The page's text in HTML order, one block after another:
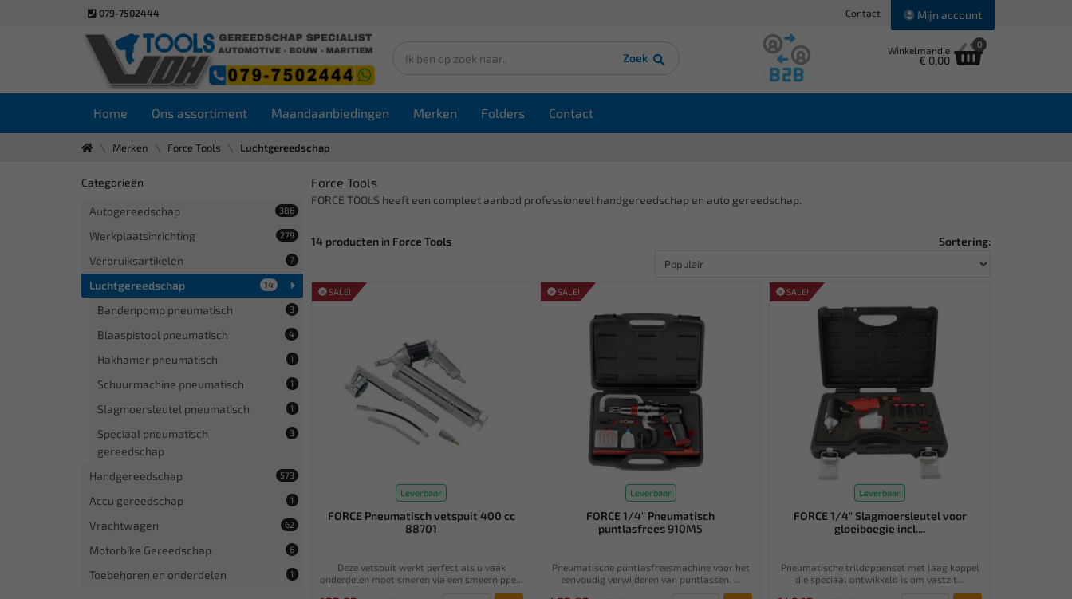
079-7502444 Contact Mijn account
Zoek
Winkelmandje
€ 0,00
0
Home Ons assortiment Maandaanbiedingen Merken Folders Contact
Merken Force Tools Luchtgereedschap
Categorieën
Autogereedschap 386
Werkplaatsinrichting 279
Verbruiksartikelen 7
Luchtgereedschap 14
Bandenpomp pneumatisch 3
Blaaspistool pneumatisch 4
Hakhamer pneumatisch 1
Schuurmachine pneumatisch 1
Slagmoersleutel pneumatisch 1
Speciaal pneumatisch
gereedschap
3
Handgereedschap 573
Accu gereedschap 1
Vrachtwagen 62
Motorbike Gereedschap 6
Toebehoren en onderdelen 1
Force Tools
FORCE TOOLS heeft een compleet aanbod professioneel handgereedschap en auto gereedschap.
14 productenin Force Tools Sortering:
SALE!
Leverbaar
FORCE Pneumatisch vetspuit 400 cc
88701
Deze vetspuit werkt perfect als u vaak
onderdelen moet smeren via een smeernippe...
SALE!
Leverbaar
FORCE 1/4" Pneumatisch
puntlasfrees 910M5
Pneumatische puntlasfreesmachine voor het
eenvoudig verwijderen van puntlassen. ...
SALE!
Leverbaar
FORCE 1/4" Slagmoersleutel voor
gloeiboegie incl....
Pneumatische trildoppenset met laag koppel
die speciaal ontwikkeld is om vastzit...